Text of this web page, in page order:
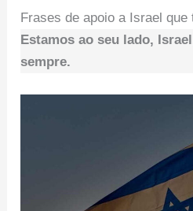
Frases de apoio a Israel
Estamos ao seu lado,
sempre.